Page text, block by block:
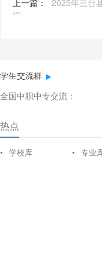
上一篇：
2025年三台
绍
学生交流群
全国中职中专交流：
热点
• 学校库 • 专业